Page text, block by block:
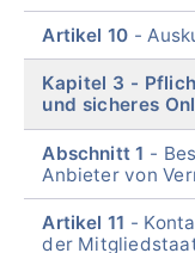
Artikel 10
Kapitel 3
und sicheres
Abschnitt 1
Anbieter von
Artikel 11
der